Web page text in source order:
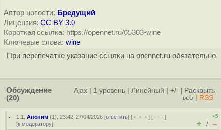
Автор новости: Бредущий
Лицензия: CC BY 3.0
Короткая ссылка: https://opennet.ru/65303-wine
Ключевые слова: wine
При перепечатке указание ссылки на opennet.ru обязательно
Обсуждение
(20)
Ajax 1 уровень Линейный +/-
Раскрыть
всё
RSS
1.1 ,Аноним (1), 23:42, 27/04/2026 [ответить] [ ﹢﹢﹢] [ · · ·]
[к модератору]
+5
+ / –